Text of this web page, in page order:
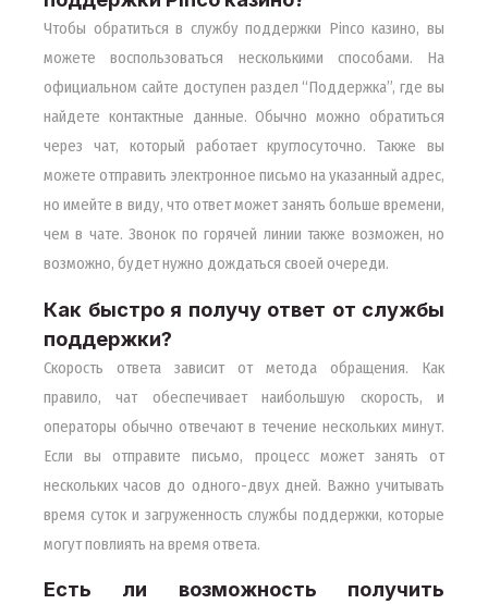
Чтобы обратиться в службу поддержки Pinco казино, вы
можете воспользоваться несколькими способами. На
официальном сайте доступен раздел “Поддержка”, где вы
найдете контактные данные. Обычно можно обратиться
через чат, который работает круглосуточно. Также вы
можете отправить электронное письмо на указанный адрес,
но имейте в виду, что ответ может занять больше времени,
чем в чате. Звонок по горячей линии также возможен, но
возможно, будет нужно дождаться своей очереди.
Как быстро я получу ответ от службы
поддержки?
Скорость ответа зависит от метода обращения. Как
правило, чат обеспечивает наибольшую скорость, и
операторы обычно отвечают в течение нескольких минут.
Если вы отправите письмо, процесс может занять от
нескольких часов до одного-двух дней. Важно учитывать
время суток и загруженность службы поддержки, которые
могут повлиять на время ответа.
Есть ли возможность получить